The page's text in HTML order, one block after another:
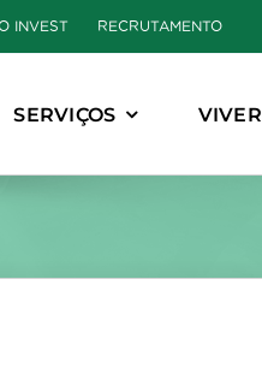
INVEST RECRUTAMENTO
SERVIÇOS VIVER